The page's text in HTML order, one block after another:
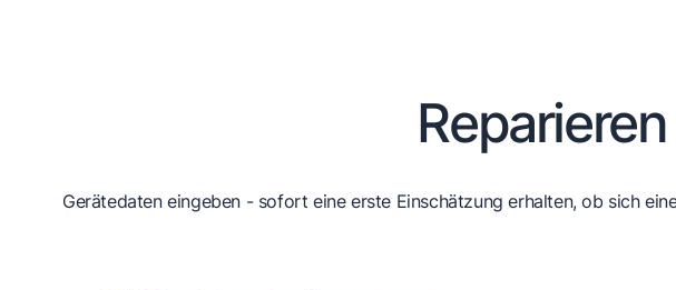
Gerätedaten eingeben - sofort eine erste Einschätzung erhalten, ob sich